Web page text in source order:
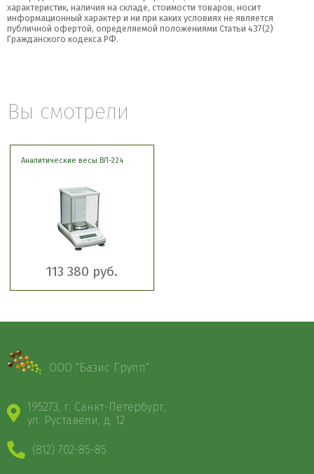
характеристик, наличия на складе, стоимости товаров, носит
информационный характер и ни при каких условиях не является
публичной офертой, определяемой положениями Статьи 437(2)
Гражданского кодекса РФ.
Вы смотрели
Аналитические весы ВЛ-224
113 380 руб.
ООО “Базис Групп”
195273, г. Санкт-Петербург,
ул. Руставели, д. 12
(812) 702-85-85